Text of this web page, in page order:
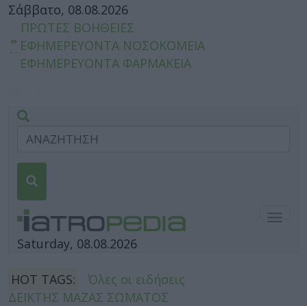
Σάββατο, 08.08.2026
ΠΡΩΤΕΣ ΒΟΗΘΕΙΕΣ
ΕΦΗΜΕΡΕΥΟΝΤΑ ΝΟΣΟΚΟΜΕΙΑ
ΕΦΗΜΕΡΕΥΟΝΤΑ ΦΑΡΜΑΚΕΙΑ
Saturday, 08.08.2026
HOT TAGS:
Όλες οι ειδήσεις
ΔΕΙΚΤΗΣ ΜΑΖΑΣ ΣΩΜΑΤΟΣ